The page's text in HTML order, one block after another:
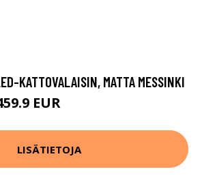
KATTOVALAISIN, MATTA MESSINKI
EUR
LISÄTIETOJA